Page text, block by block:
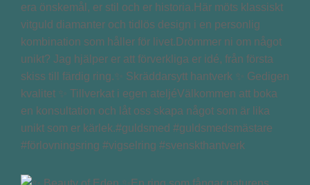
era önskemål, er stil och er historia.Här möts klassiskt
vitguld diamanter och tidlös design i en personlig
kombination som håller för livet.Drömmer ni om något
unikt? Jag hjälper er att förverkliga er idé, från första
skiss till färdig ring.✨ Skräddarsytt hantverk ✨ Gedigen
kvalitet ✨ Tillverkat i egen ateljéVälkommen att boka
en konsultation och låt oss skapa något som är lika
unikt som er kärlek.#guldsmed #guldsmedsmästare
#förlovningsring #vigselring #svenskthantverk